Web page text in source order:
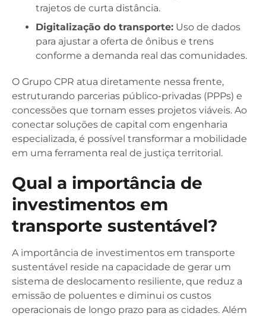
trajetos de curta distância.
Digitalização do transporte: Uso de dados
para ajustar a oferta de ônibus e trens
conforme a demanda real das comunidades.
O Grupo CPR atua diretamente nessa frente,
estruturando parcerias público-privadas (PPPs) e
concessões que tornam esses projetos viáveis. Ao
conectar soluções de capital com engenharia
especializada, é possível transformar a mobilidade
em uma ferramenta real de justiça territorial.
Qual a importância de
investimentos em
transporte sustentável?
A importância de investimentos em transporte
sustentável reside na capacidade de gerar um
sistema de deslocamento resiliente, que reduz a
emissão de poluentes e diminui os custos
operacionais de longo prazo para as cidades. Além